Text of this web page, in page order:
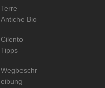
Terre
Antiche Bio
Cilento
Tipps
Wegbeschr
eibung